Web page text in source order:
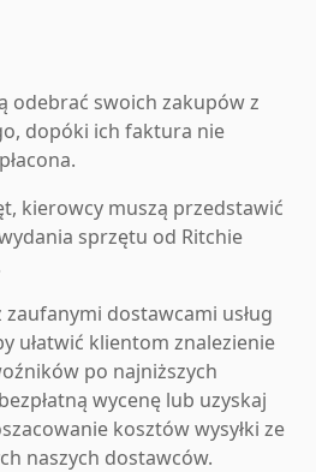
odebrać swoich zakupów z
dopóki ich faktura nie
kierowcy muszą przedstawić
sprzętu od Ritchie
zaufanymi dostawcami usług
ułatwić klientom znalezienie
po najniższych
wycenę lub uzyskaj
kosztów wysyłki ze
naszych dostawców.